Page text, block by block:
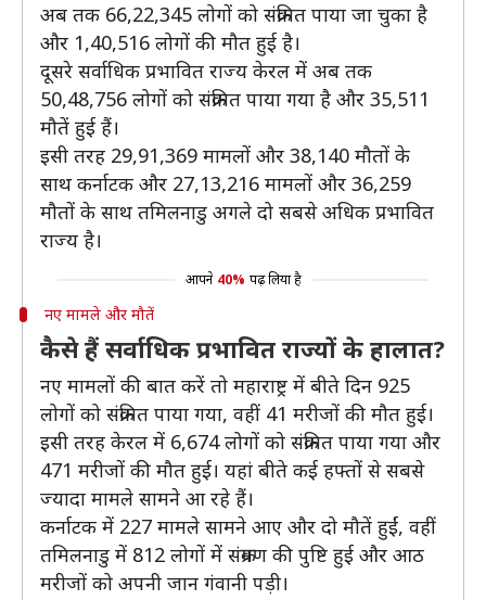
अब तक 66,22,345 लोगों को संक्रमित पाया जा चुका है
और 1,40,516 लोगों की मौत हुई है।
दूसरे सर्वाधिक प्रभावित राज्य केरल में अब तक
50,48,756 ​लोगों को संक्रमित पाया गया है और 35,511
मौतें हुई हैं।
इसी तरह 29,91,369 ​मामलों और 38,140 मौतों के
साथ कर्नाटक और 27,13,216 मामलों और 36,259 ​
मौतों के साथ तमिलनाडु अगले दो सबसे अधिक प्रभावित
राज्य है।
आपने 40% पढ़ लिया है
नए मामले और मौतें
कैसे हैं सर्वाधिक प्रभावित राज्यों के हालात?
नए मामलों की बात करें तो महाराष्ट्र में बीते दिन 925
लोगों को संक्रमित पाया गया, वहीं 41 मरीजों की मौत हुई।
इसी तरह केरल में 6,674 लोगों को संक्रमित पाया गया और
471 मरीजों की मौत हुई। यहां बीते कई हफ्तों से सबसे
ज्यादा मामले सामने आ रहे हैं।
कर्नाटक में 227 मामले सामने आए और दो मौतें हुईं, वहीं
तमिलनाडु में 812 लोगों में संक्रमण की पुष्टि हुई और आठ
मरीजों को अपनी जान गंवानी पड़ी।